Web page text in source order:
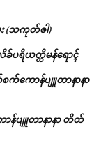
(သကုတ်ၜါ)
ရိယတ္တိမန်ရောၚ်
က်ကောန်ပျူတာနာနာ
န်ပျူတာနာနာ တိတ်